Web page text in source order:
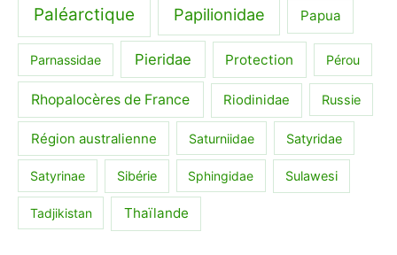
Paléarctique Papilionidae Papua
Parnassidae Pieridae Protection Pérou
Rhopalocères de France Riodinidae Russie
Région australienne Saturniidae Satyridae
Satyrinae Sibérie Sphingidae Sulawesi
Tadjikistan Thaïlande